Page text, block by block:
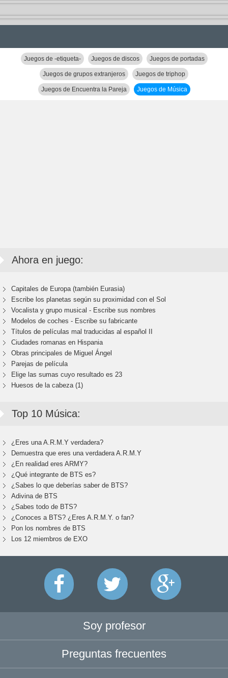
Juegos de -etiqueta- Juegos de discos Juegos de portadas
Juegos de grupos extranjeros Juegos de triphop
Juegos de Encuentra la Pareja Juegos de Música
Ahora en juego:
Capitales de Europa (también Eurasia)
Escribe los planetas según su proximidad con el Sol
Vocalista y grupo musical - Escribe sus nombres
Modelos de coches - Escribe su fabricante
Títulos de películas mal traducidas al español II
Ciudades romanas en Hispania
Obras principales de Miguel Ángel
Parejas de película
Elige las sumas cuyo resultado es 23
Huesos de la cabeza (1)
Top 10 Música:
¿Eres una A.R.M.Y verdadera?
Demuestra que eres una verdadera A.R.M.Y
¿En realidad eres ARMY?
¿Qué integrante de BTS es?
¿Sabes lo que deberías saber de BTS?
Adivina de BTS
¿Sabes todo de BTS?
¿Conoces a BTS? ¿Eres A.R.M.Y. o fan?
Pon los nombres de BTS
Los 12 miembros de EXO
Soy profesor
Preguntas frecuentes